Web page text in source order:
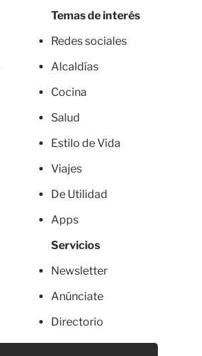
Temas de interés
Redes sociales
Alcaldías
Cocina
Salud
Estilo de Vida
Viajes
De Utilidad
Apps
Servicios
Newsletter
Anúnciate
Directorio